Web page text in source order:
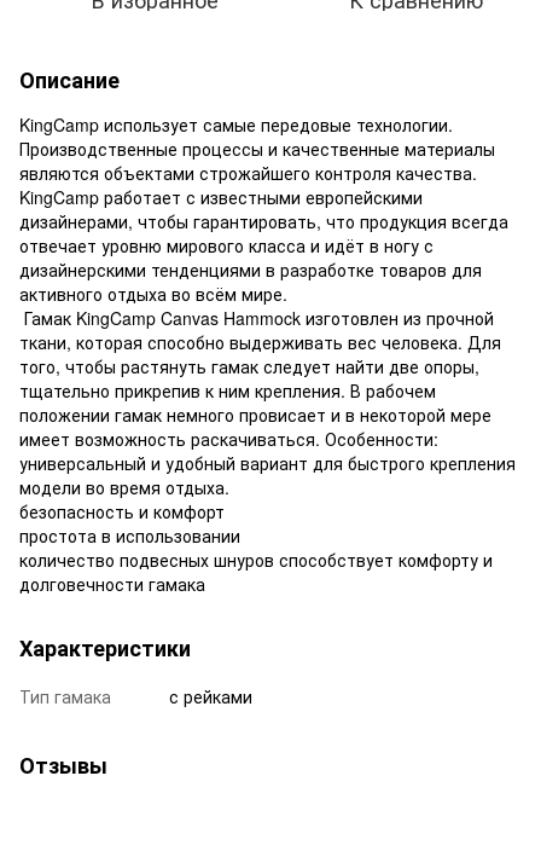
Описание
KingCamp использует самые передовые технологии.
Производственные процессы и качественные материалы
являются объектами строжайшего контроля качества.
KingCamp работает с известными европейскими
дизайнерами, чтобы гарантировать, что продукция всегда
отвечает уровню мирового класса и идёт в ногу с
дизайнерскими тенденциями в разработке товаров для
активного отдыха во всём мире.
Гамак KingCamp Canvas Hammock изготовлен из прочной
ткани, которая способно выдерживать вес человека. Для
того, чтобы растянуть гамак следует найти две опоры,
тщательно прикрепив к ним крепления. В рабочем
положении гамак немного провисает и в некоторой мере
имеет возможность раскачиваться. Особенности:
универсальный и удобный вариант для быстрого крепления
модели во время отдыха.
безопасность и комфорт
простота в использовании
количество подвесных шнуров способствует комфорту и
долговечности гамака
Характеристики
Тип гамака с рейками
Отзывы